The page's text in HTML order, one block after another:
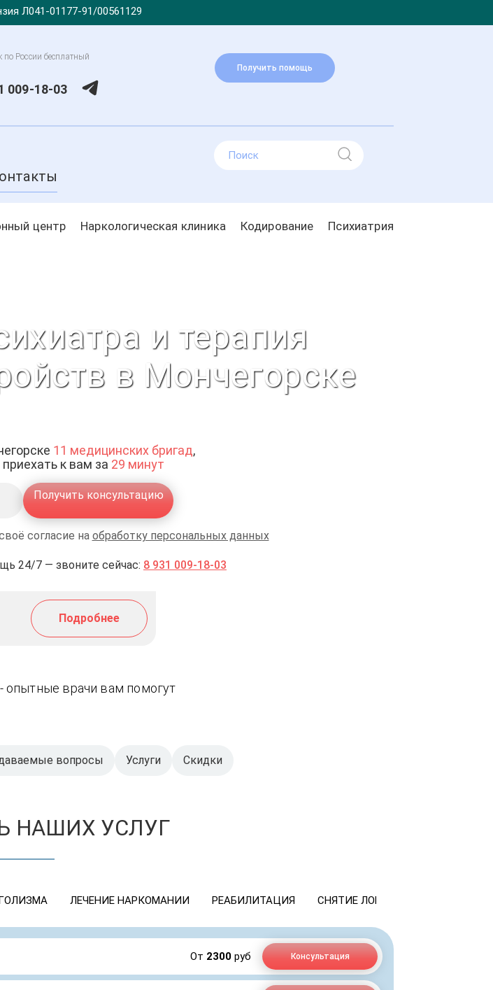
Л041-01177-91/00561129
Получить помощь
по России бесплатный
009-18-03
центр Наркологическая клиника Кодирование Психиатрия
и терапия
в Мончегорске
11 медицинских бригад,
к вам за 29 минут
Получить консультацию
согласие на обработку персональных данных
24/7 — звоните сейчас: 8 931 009-18-03
Подробнее
опытные врачи вам помогут
вопросы Услуги Скидки
НАШИХ УСЛУГ
ЛЕЧЕНИЕ НАРКОМАНИИ РЕАБИЛИТАЦИЯ СНЯТИЕ ЛОМКИ
От 2300 руб Консультация